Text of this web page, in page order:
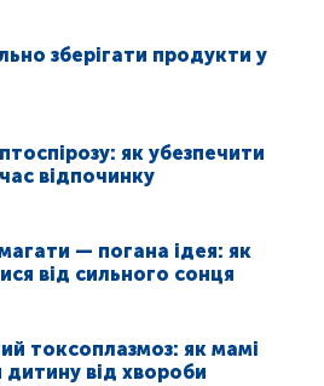
зберігати продукти у
як убезпечити
відпочинку
— погана ідея: як
від сильного сонця
токсоплазмоз: як мамі
дитину від хвороби